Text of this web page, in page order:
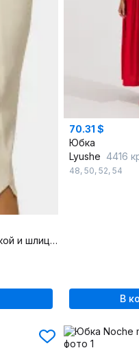
Юбка из льна с кружевной отделкой и шлицей
70.31 $
Юбка
Lyushe 4416
48, 50, 52, 54
В